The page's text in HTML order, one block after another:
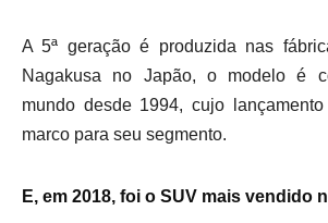
A 5ª geração é produzida nas
Nagakusa no Japão, o modelo é
mundo desde 1994, cujo
marco para seu segmento.
E, em 2018, foi o SUV mais vendido